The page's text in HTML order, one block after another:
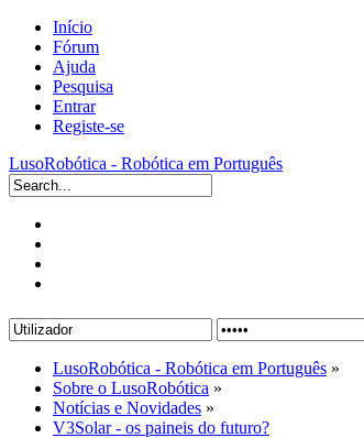
Início
Fórum
Ajuda
Pesquisa
Entrar
Registe-se
LusoRobótica - Robótica em Português
LusoRobótica - Robótica em Português »
Sobre o LusoRobótica »
Notícias e Novidades »
V3Solar - os paineis do futuro?